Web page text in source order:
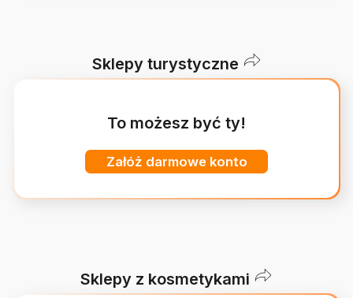
Sklepy turystyczne
To możesz być ty!
Załóż darmowe konto
Sklepy z kosmetykami